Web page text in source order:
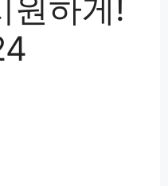
원하게!